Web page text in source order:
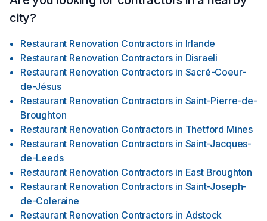
city?
Restaurant Renovation Contractors in Irlande
Restaurant Renovation Contractors in Disraeli
Restaurant Renovation Contractors in Sacré-Coeur-
de-Jésus
Restaurant Renovation Contractors in Saint-Pierre-de-
Broughton
Restaurant Renovation Contractors in Thetford Mines
Restaurant Renovation Contractors in Saint-Jacques-
de-Leeds
Restaurant Renovation Contractors in East Broughton
Restaurant Renovation Contractors in Saint-Joseph-
de-Coleraine
Restaurant Renovation Contractors in Adstock